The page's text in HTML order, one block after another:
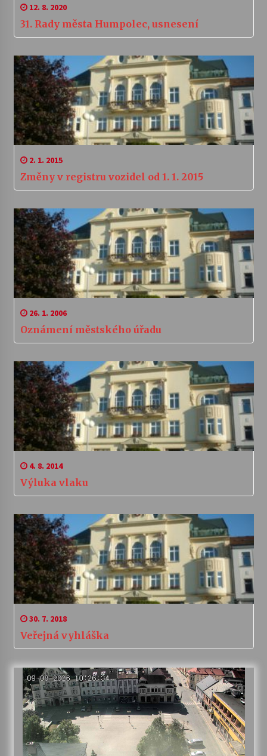
12. 8. 2020
31. Rady města Humpolec, usnesení
2. 1. 2015
Změny v registru vozidel od 1. 1. 2015
26. 1. 2006
Oznámení městského úřadu
4. 8. 2014
Výluka vlaku
30. 7. 2018
Veřejná vyhláška